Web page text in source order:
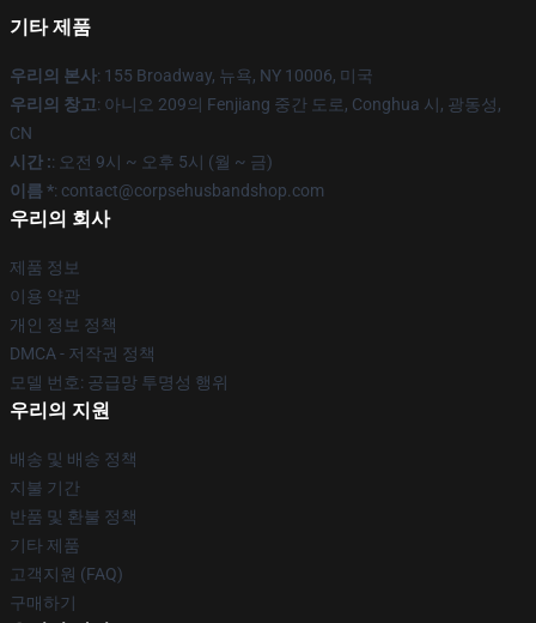
기타 제품
우리의 본사: 155 Broadway, 뉴욕, NY 10006, 미국
우리의 창고: 아니오 209의 Fenjiang 중간 도로, Conghua 시, 광동성,
CN
시간 :: 오전 9시 ~ 오후 5시 (월 ~ 금)
이름 *: contact@corpsehusbandshop.com
우리의 회사
제품 정보
이용 약관
개인 정보 정책
DMCA - 저작권 정책
모델 번호: 공급망 투명성 행위
우리의 지원
배송 및 배송 정책
지불 기간
반품 및 환불 정책
기타 제품
고객지원 (FAQ)
구매하기